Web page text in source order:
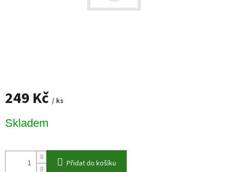
249 Kč / ks
cena:
Skladem
Přidat do košíku